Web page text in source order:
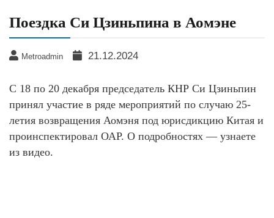
Поездка Си Цзиньпина в Аомэне
Metroadmin 21.12.2024
C 18 по 20 декабря председатель КНР Си Цзиньпин
принял участие в ряде мероприятий по случаю 25-
летия возвращения Аомэня под юрисдикцию Китая и
проинспектировал ОАР. О подробностях — узнаете
из видео.